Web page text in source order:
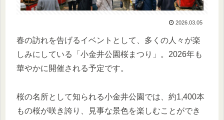
2026.03.05
春の訪れを告げるイベントとして、多くの人々が楽
しみにしている「小金井公園桜まつり」。2026年も
華やかに開催される予定です。
桜の名所として知られる小金井公園では、約1,400本
もの桜が咲き誇り、見事な景色を楽しむことができ